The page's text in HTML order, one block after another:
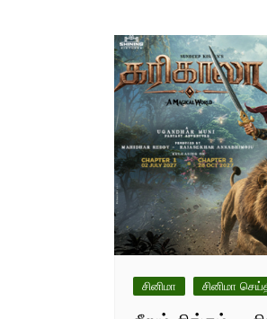
சினிமா சினிமா